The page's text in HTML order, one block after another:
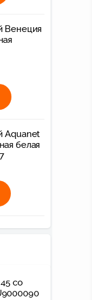
Венеция
Aquanet
белая
со